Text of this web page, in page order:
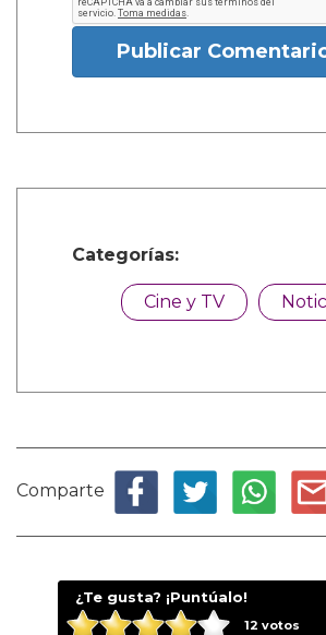
Publicar
Categorías:
Cine y TV
Comparte
¿Te gusta? ¡Puntúalo!
12 votos